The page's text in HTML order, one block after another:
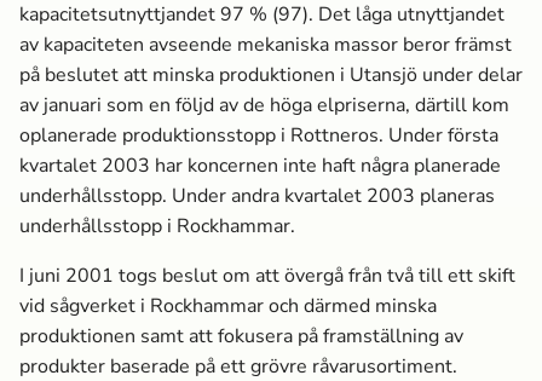
kapacitetsutnyttjandet 97 % (97). Det låga utnyttjandet
av kapaciteten avseende mekaniska massor beror främst
på beslutet att minska produktionen i Utansjö under delar
av januari som en följd av de höga elpriserna, därtill kom
oplanerade produktionsstopp i Rottneros. Under första
kvartalet 2003 har koncernen inte haft några planerade
underhållsstopp. Under andra kvartalet 2003 planeras
underhållsstopp i Rockhammar.
I juni 2001 togs beslut om att övergå från två till ett skift
vid sågverket i Rockhammar och därmed minska
produktionen samt att fokusera på framställning av
produkter baserade på ett grövre råvarusortiment.